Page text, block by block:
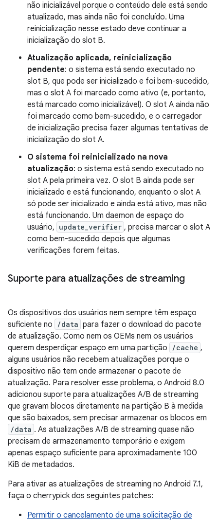
não inicializável porque o conteúdo dele está sendo
atualizado, mas ainda não foi concluído. Uma
reinicialização nesse estado deve continuar a
inicialização do slot B.
Atualização aplicada, reinicialização
pendente: o sistema está sendo executado no
slot B, que pode ser inicializado e foi bem-sucedido,
mas o slot A foi marcado como ativo (e, portanto,
está marcado como inicializável). O slot A ainda não
foi marcado como bem-sucedido, e o carregador
de inicialização precisa fazer algumas tentativas de
inicialização do slot A.
O sistema foi reinicializado na nova
atualização: o sistema está sendo executado no
slot A pela primeira vez. O slot B ainda pode ser
inicializado e está funcionando, enquanto o slot A
só pode ser inicializado e ainda está ativo, mas não
está funcionando. Um daemon de espaço do
usuário, update_verifier , precisa marcar o slot A
como bem-sucedido depois que algumas
verificações forem feitas.
Suporte para atualizações de streaming
Os dispositivos dos usuários nem sempre têm espaço
suficiente no
/data para fazer o download do pacote
de atualização. Como nem os OEMs nem os usuários
querem desperdiçar espaço em uma partição
/cache ,
alguns usuários não recebem atualizações porque o
dispositivo não tem onde armazenar o pacote de
atualização. Para resolver esse problema, o Android 8.0
adicionou suporte para atualizações A/B de streaming
que gravam blocos diretamente na partição B à medida
que são baixados, sem precisar armazenar os blocos em
/data . As atualizações A/B de streaming quase não
precisam de armazenamento temporário e exigem
apenas espaço suficiente para aproximadamente 100
KiB de metadados.
Para ativar as atualizações de streaming no Android 7.1,
faça o cherrypick dos seguintes patches:
Permitir o cancelamento de uma solicitação de